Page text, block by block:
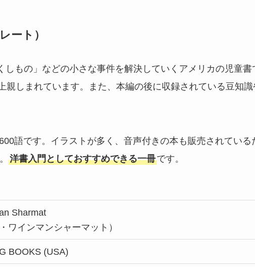
ート）
もの」などの小さな事件を解決していくアメリカの児童書
親しまれています。また、本編の後に収録されている豆知
語です。イラストが多く、音声付きの本も販売されている
洋書入門としておすすめできる一冊です。
Sharmat
ワインマンシャーマット）
BOOKS (USA)